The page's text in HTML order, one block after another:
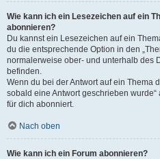
Wie kann ich ein Lesezeichen auf ein
abonnieren?
Du kannst ein Lesezeichen auf ein
du die entsprechende Option in den
normalerweise ober- und unterhalb des
befinden.
Wenn du bei der Antwort auf ein Thema
sobald eine Antwort geschrieben
für dich abonniert.
Nach oben
Wie kann ich ein Forum abonnieren?